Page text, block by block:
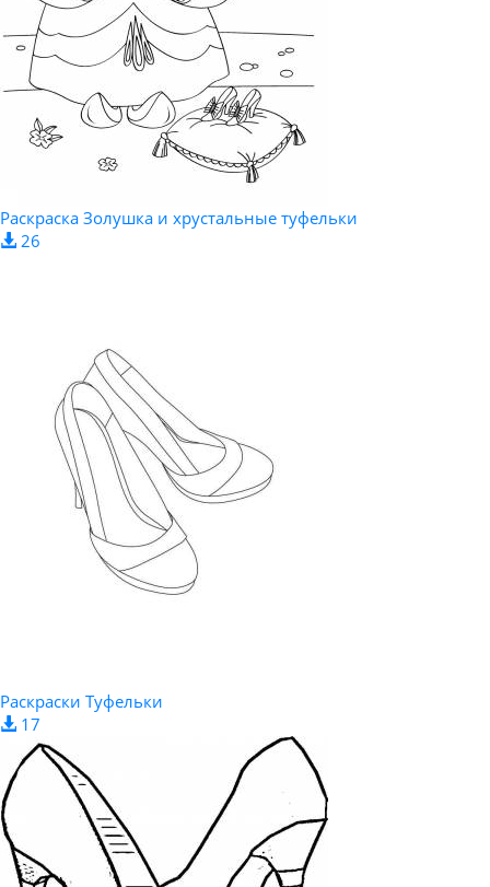
Раскраска Золушка и хрустальные туфельки
26
Раскраски Туфельки
17